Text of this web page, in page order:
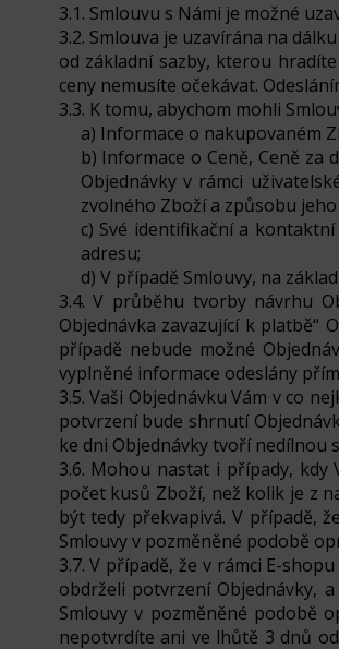
3.1. Smlouvu s Námi je možné
3.2. Smlouva je uzavírána na
od základní sazby, kterou
ceny nemusíte očekávat.
3.3. K tomu, abychom mohli
a) Informace o nakupovaném
b) Informace o Ceně, Ceně
Objednávky v rámci
zvolného Zboží a způsobu
c) Své identifikační a
adresu;
d) V případě Smlouvy, na
3.4. V průběhu tvorby návrhu
Objednávka zavazující k platbě“
případě nebude možné
vyplněné informace odeslány
3.5. Vaši Objednávku Vám v co
potvrzení bude shrnutí
ke dni Objednávky tvoří nedílnou
3.6. Mohou nastat i případy, kdy
počet kusů Zboží, než kolik je z
být tedy překvapivá. V případě,
Smlouvy v pozměněné podobě
3.7. V případě, že v rámci E-
obdrželi potvrzení Objednávky,
Smlouvy v pozměněné podobě
nepotvrdíte ani ve lhůtě 3 dnů